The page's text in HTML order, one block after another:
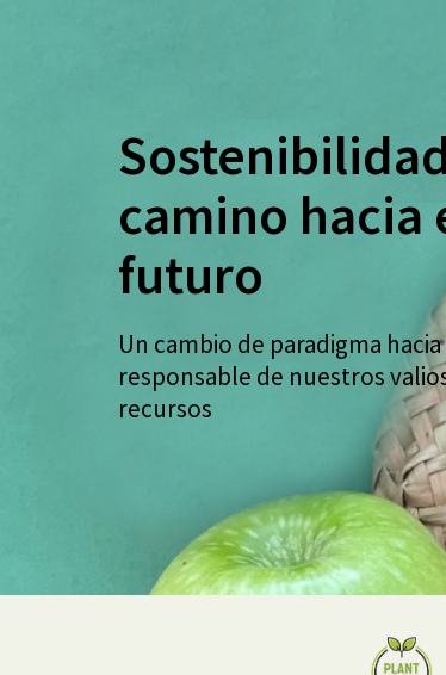
camino hacia
futuro
Un cambio de paradigma
responsable de nuestros
recursos